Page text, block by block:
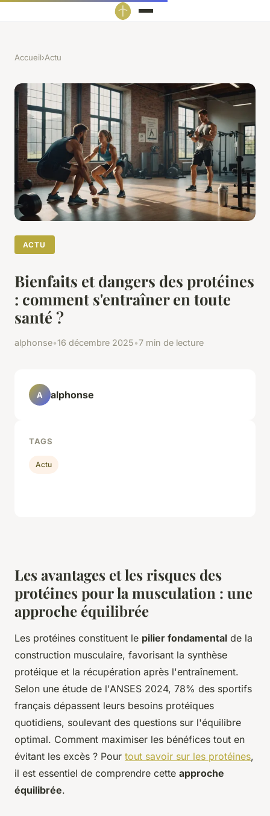
Accueil›Actu
ACTU
Bienfaits et dangers des protéines
: comment s'entraîner en toute
santé ?
alphonse•16 décembre 2025•7 min de lecture
Les avantages et les risques des
protéines pour la musculation : une
approche équilibrée
Les protéines constituent le pilier fondamental de la
construction musculaire, favorisant la synthèse
protéique et la récupération après l'entraînement.
Selon une étude de l'ANSES 2024, 78% des sportifs
français dépassent leurs besoins protéiques
quotidiens, soulevant des questions sur l'équilibre
optimal. Comment maximiser les bénéfices tout en
évitant les excès ? Pour tout savoir sur les protéines,
il est essentiel de comprendre cette approche
équilibrée.
A alphonse
TAGS
Actu